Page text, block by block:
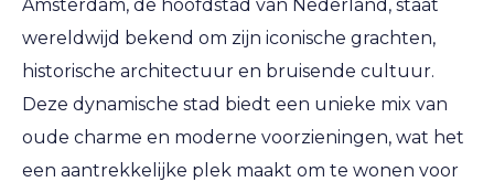
Amsterdam, de hoofdstad van Nederland, staat
wereldwijd bekend om zijn iconische grachten,
historische architectuur en bruisende cultuur.
Deze dynamische stad biedt een unieke mix van
oude charme en moderne voorzieningen, wat het
een aantrekkelijke plek maakt om te wonen voor